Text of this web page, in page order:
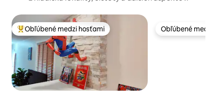
Najobľúbenejšie medzi hosťami
Obľúbené medzi hosťami Obľúbené medzi
Obľúbené medzi